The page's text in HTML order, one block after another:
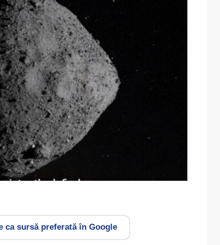
ca sursă preferată în Google